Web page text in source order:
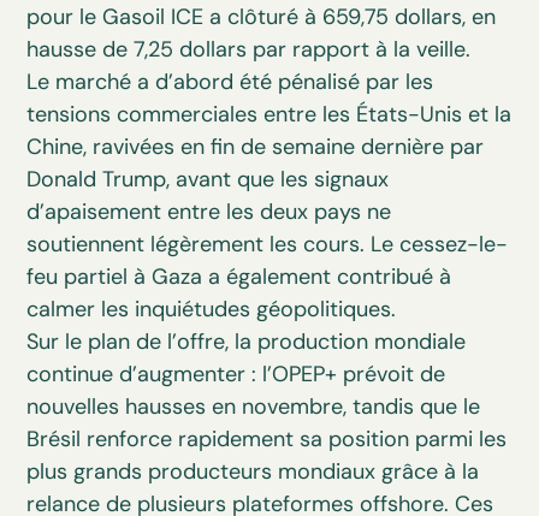
pour le Gasoil ICE a clôturé à 659,75 dollars, en
hausse de 7,25 dollars par rapport à la veille.
Le marché a d’abord été pénalisé par les
tensions commerciales entre les États-Unis et la
Chine, ravivées en fin de semaine dernière par
Donald Trump, avant que les signaux
d’apaisement entre les deux pays ne
soutiennent légèrement les cours. Le cessez-le-
feu partiel à Gaza a également contribué à
calmer les inquiétudes géopolitiques.
Sur le plan de l’offre, la production mondiale
continue d’augmenter : l’OPEP+ prévoit de
nouvelles hausses en novembre, tandis que le
Brésil renforce rapidement sa position parmi les
plus grands producteurs mondiaux grâce à la
relance de plusieurs plateformes offshore. Ces